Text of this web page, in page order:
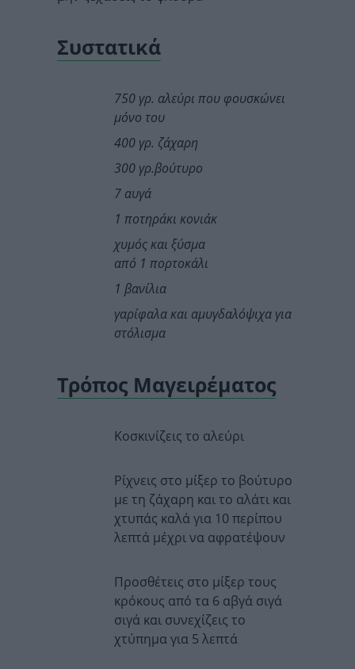
Συστατικά
750 γρ. αλεύρι που φουσκώνει
μόνο του
400 γρ. ζάχαρη
300 γρ.βούτυρο
7 αυγά
1 ποτηράκι κονιάκ
χυμός και ξύσμα
από 1 πορτοκάλι
1 βανίλια
γαρίφαλα και αμυγδαλόψιχα για
στόλισμα
Τρόπος Μαγειρέματος
Κοσκινίζεις το αλεύρι
Ρίχνεις στο μίξερ το βούτυρο
με τη ζάχαρη και το αλάτι και
χτυπάς καλά για 10 περίπου
λεπτά μέχρι να αφρατέψουν
Προσθέτεις στο μίξερ τους
κρόκους από τα 6 αβγά σιγά
σιγά και συνεχίζεις το
χτύπημα για 5 λεπτά